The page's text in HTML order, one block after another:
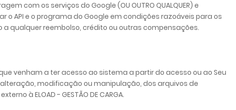
com os serviços do Google (OU OUTRO QUALQUER) e
o API e o programa do Google em condições razoáveis para os
a qualquer reembolso, crédito ou outras compensações.
que venham a ter acesso ao sistema a partir do acesso ou ao Seu
alteração, modificação ou manipulação, dos arquivos de
à ELOAD - GESTÃO DE CARGA.